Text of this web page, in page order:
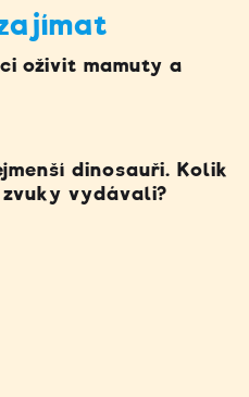
oživit mamuty a
dinosauři. Kolik
vydávali?